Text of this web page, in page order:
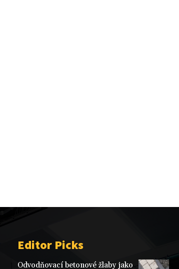
Editor Picks
Odvodňovací betonové žlaby jako